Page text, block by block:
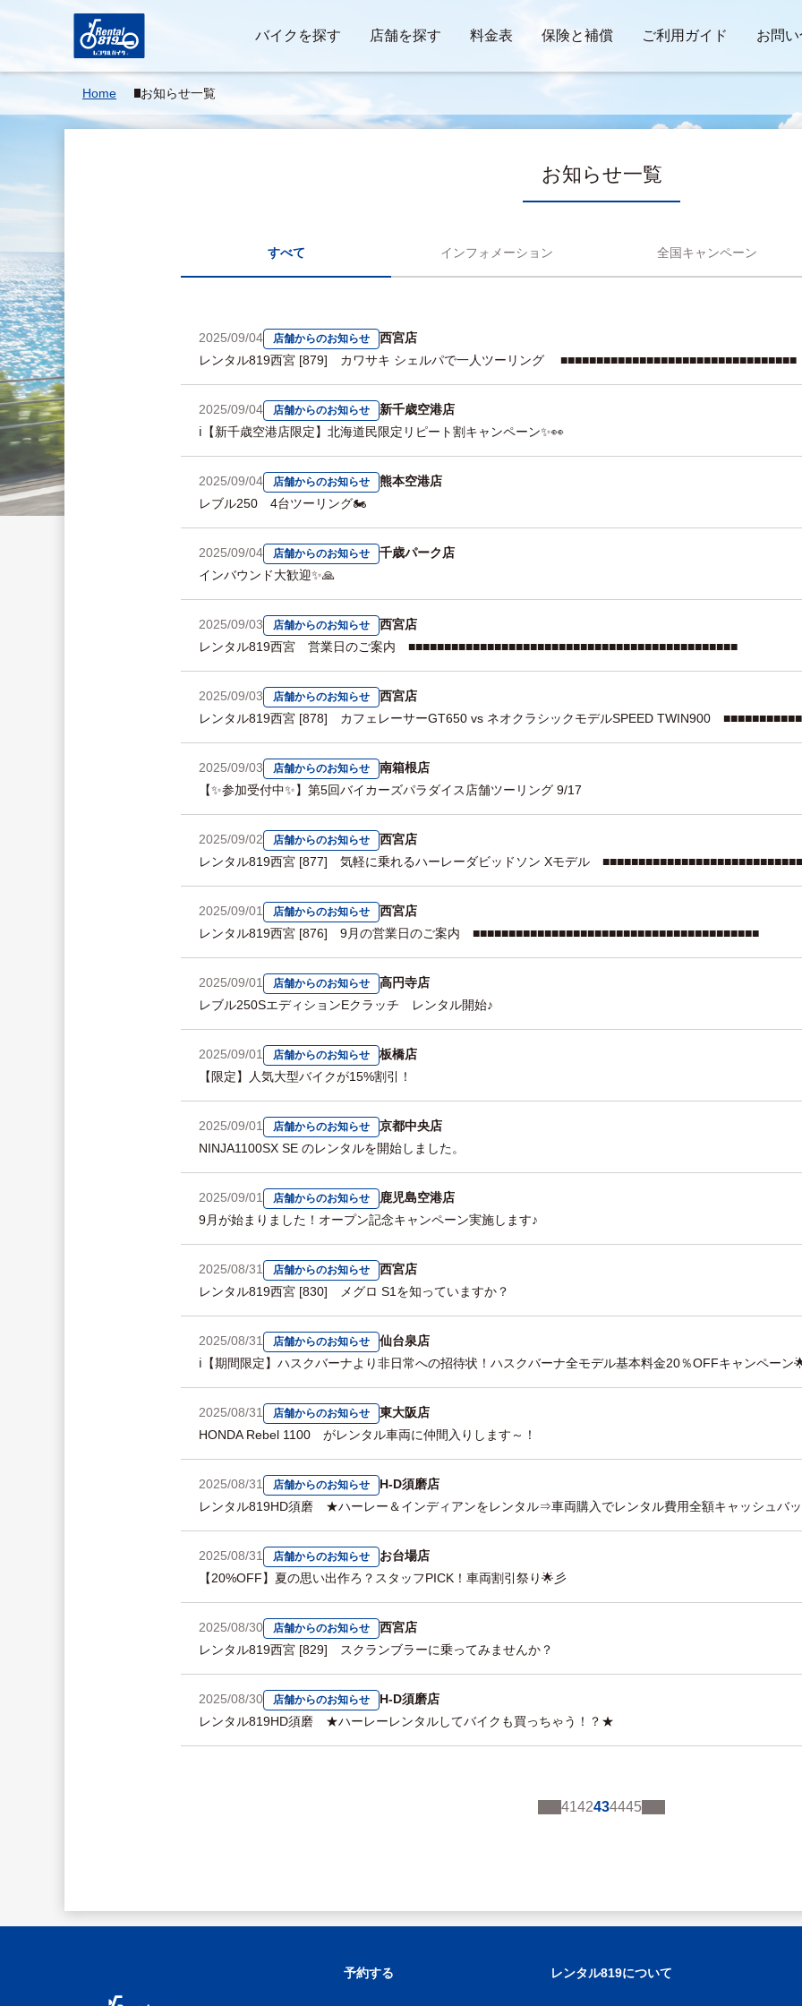
バイクを探す 店舗を探す 料金表 保険と補償 ご利用ガイド お問
Home お知らせ一覧
お知らせ一覧
すべて インフォメーション 全国キャンペーン
2025/09/04 店舗からのお知らせ
西宮店
レンタル819西宮 [879] カワサキ シェルパで一人ツーリング ■■■■■■■■■■■■■■■■■■■■■■■■■■■■■■■■■
2025/09/04 店舗からのお知らせ
新千歳空港店
ℹ️【新千歳空港店限定】北海道民限定リピート割キャンペーン✨👀
2025/09/04 店舗からのお知らせ
熊本空港店
レブル250 4台ツーリング🏍
2025/09/04 店舗からのお知らせ
千歳パーク店
インバウンド大歓迎✨🙏
2025/09/03 店舗からのお知らせ
西宮店
レンタル819西宮 営業日のご案内 ■■■■■■■■■■■■■■■■■■■■■■■■■■■■■■■■■■■■■■■■■■■■■■
2025/09/03 店舗からのお知らせ
西宮店
レンタル819西宮 [878] カフェレーサーGT650 vs ネオクラシックモデルSPEED TWIN900
2025/09/03 店舗からのお知らせ
南箱根店
【✨参加受付中✨】第5回バイカーズパラダイス店舗ツーリング 9/17
2025/09/02 店舗からのお知らせ
西宮店
レンタル819西宮 [877] 気軽に乗れるハーレーダビッドソン Xモデル
2025/09/01 店舗からのお知らせ
西宮店
レンタル819西宮 [876] 9月の営業日のご案内 ■■■■■■■■■■■■■■■■■■■■■■■■■■■■■■■■■■■■■■■■
2025/09/01 店舗からのお知らせ
高円寺店
レブル250SエディションEクラッチ レンタル開始♪
2025/09/01 店舗からのお知らせ
板橋店
【限定】人気大型バイクが15%割引！
2025/09/01 店舗からのお知らせ
京都中央店
NINJA1100SX SE のレンタルを開始しました。
2025/09/01 店舗からのお知らせ
鹿児島空港店
9月が始まりました！オープン記念キャンペーン実施します♪
2025/08/31 店舗からのお知らせ
西宮店
レンタル819西宮 [830] メグロ S1を知っていますか？
2025/08/31 店舗からのお知らせ
仙台泉店
ℹ️【期間限定】ハスクバーナより非日常への招待状！ハスクバーナ全モデル基本料金20％OFFキャンペーン
2025/08/31 店舗からのお知らせ
東大阪店
HONDA Rebel 1100 がレンタル車両に仲間入りします～！
2025/08/31 店舗からのお知らせ
H-D須磨店
レンタル819HD須磨 ★ハーレー＆インディアンをレンタル⇒車両購入でレンタル費用全額キャッシュバ
2025/08/31 店舗からのお知らせ
お台場店
【20%OFF】夏の思い出作ろ？スタッフPICK！車両割引祭り🌟彡
2025/08/30 店舗からのお知らせ
西宮店
レンタル819西宮 [829] スクランブラーに乗ってみませんか？
2025/08/30 店舗からのお知らせ
H-D須磨店
レンタル819HD須磨 ★ハーレーレンタルしてバイクも買っちゃう！？★
4142434445
予約する レンタル819について